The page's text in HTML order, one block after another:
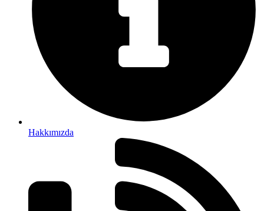
Hakkımızda